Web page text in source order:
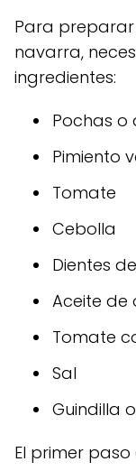
Para
navarra,
ingredientes:
Pochas o
Pimiento
Tomate
Cebolla
Dientes
Aceite de
Tomate
Sal
Guindilla
El primer